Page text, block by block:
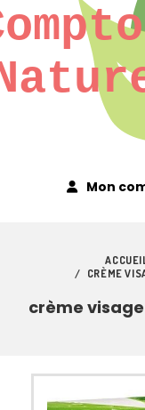
Mon
CRÈME
crème